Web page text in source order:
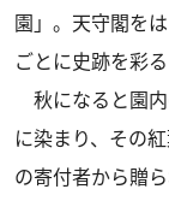
園」。天守閣を
ごとに史跡を彩
秋になると園
に染まり、その
の寄付者から贈